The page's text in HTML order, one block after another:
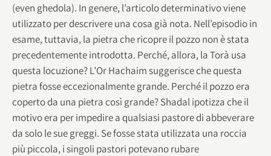
(even ghedola). In genere, l’articolo determinativo viene
utilizzato per descrivere una cosa già nota. Nell’episodio in
esame, tuttavia, la pietra che ricopre il pozzo non è stata
precedentemente introdotta. Perché, allora, la Torà usa
questa locuzione? L’Or Hachaim suggerisce che questa
pietra fosse eccezionalmente grande. Perché il pozzo era
coperto da una pietra così grande? Shadal ipotizza che il
motivo era per impedire a qualsiasi pastore di abbeverare
da solo le sue greggi. Se fosse stata utilizzata una roccia
più piccola, i singoli pastori potevano rubare